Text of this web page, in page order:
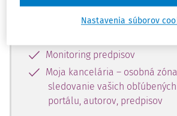
vybranému obsahu:
Monitoring predpisov
Moja kancelária – osobná
sledovanie vašich
portálu, autorov, predpisov
Nastavenia súborov